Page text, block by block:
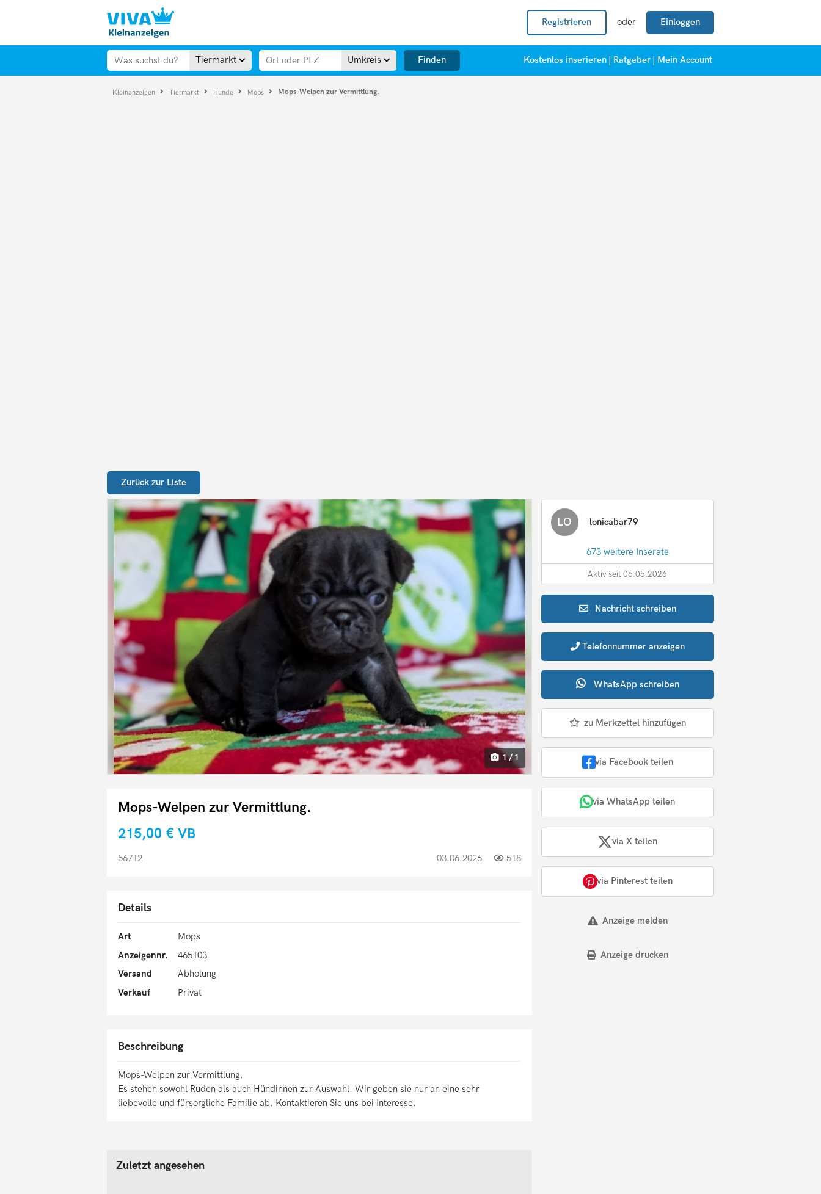
Registrieren oder Einloggen
Tiermarkt Umkreis Finden Kostenlos inserieren Ratgeber Mein Account
Kleinanzeigen Tiermarkt Hunde Mops Mops-Welpen zur Vermittlung.
Zurück zur Liste
1 / 1
Mops-Welpen zur Vermittlung.
215,00 € VB
56712 03.06.2026 518
Details
Art
Mops
Anzeigennr.
465103
Versand
Abholung
Verkauf
Privat
Beschreibung
Mops-Welpen zur Vermittlung.
Es stehen sowohl Rüden als auch Hündinnen zur Auswahl. Wir geben sie nur an eine sehr
liebevolle und fürsorgliche Familie ab. Kontaktieren Sie uns bei Interesse.
LO lonicabar79
673 weitere Inserate
Aktiv seit 06.05.2026
Nachrichtschreiben
Telefonnummer anzeigen
WhatsApp schreiben
zu Merkzettel hinzufügen
via Facebook teilen
via WhatsApp teilen
via X teilen
via Pinterest teilen
Anzeige melden
Anzeige drucken
Zuletzt angesehen